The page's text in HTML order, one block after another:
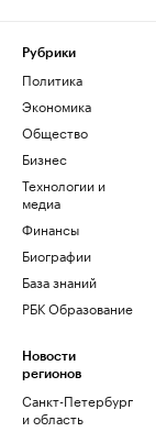
Рубрики
Политика
Экономика
Общество
Бизнес
Технологии и
медиа
Финансы
Биографии
База знаний
РБК Образование
Новости
регионов
Санкт-Петербург
и область